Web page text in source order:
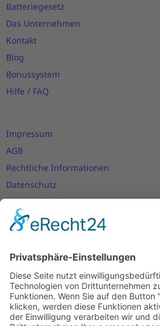
Batteriegesetz
Das Unternehmen
Kontakt
Blog
Bonussystem
Hilfe / FAQ
Impressum
AGB
Rechtliche Informationen
Datenschutz
Nutzungsbedingungen
Versand- und Zahlungsbedingungen
Cookie-Einstellungen
Newsletter
Verpassen Sie keine Neuigkeiten,